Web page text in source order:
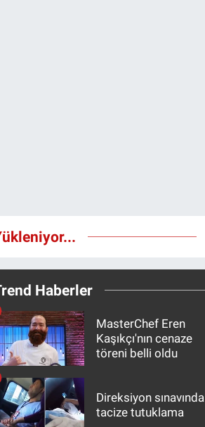
Haberler
MasterChef Eren
Kaşıkçı'nın cenaze
töreni belli oldu
Direksiyon sınavında
tacize tutuklama